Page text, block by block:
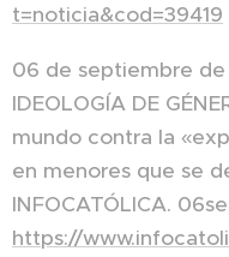
t=noticia&cod=39419
06 de septiembre
IDEOLOGÍA DE
mundo contra la
en menores que se
INFOCATÓLICA.
https://